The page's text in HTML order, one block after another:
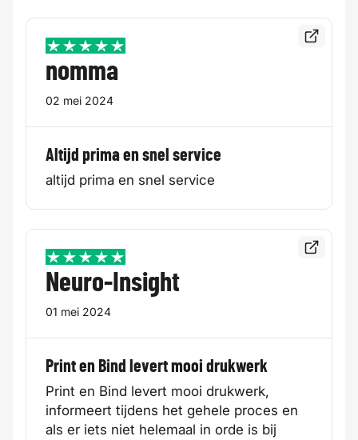
5 / 5
nomma
02 mei 2024
Altijd prima en snel service
altijd prima en snel service
Bekijk
5 / 5
Neuro-Insight
01 mei 2024
Print en Bind levert mooi drukwerk
Print en Bind levert mooi drukwerk,
informeert tijdens het gehele proces en
als er iets niet helemaal in orde is bij
Bekijk